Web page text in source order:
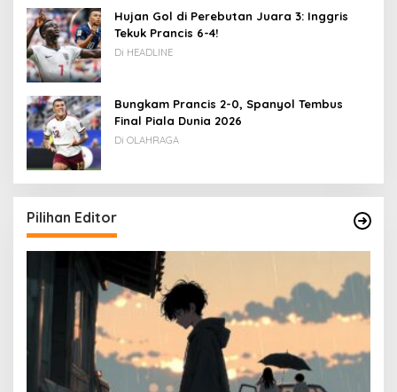
Hujan Gol di Perebutan Juara 3: Inggris
Tekuk Prancis 6-4!
Di HEADLINE
Bungkam Prancis 2-0, Spanyol Tembus
Final Piala Dunia 2026
Di OLAHRAGA
Pilihan Editor